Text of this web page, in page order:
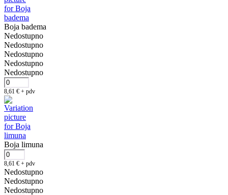
Boja badema
Nedostupno
Nedostupno
Nedostupno
Nedostupno
Nedostupno
8,61 € + pdv
Boja limuna
8,61 € + pdv
Nedostupno
Nedostupno
Nedostupno